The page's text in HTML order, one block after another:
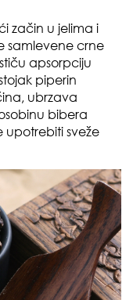
začin u jelima i
samlevene crne
apsorpciju
piperin
ubrzava
bibera
upotrebiti sveže